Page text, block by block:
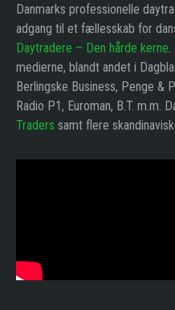
Danmarks professionelle
adgang til et fællesskab for
Daytradere – Den hårde kerne.
medierne, blandt andet i
Berlingske Business, Penge &
Radio P1, Euroman, B.T. m.m.
Traders samt flere